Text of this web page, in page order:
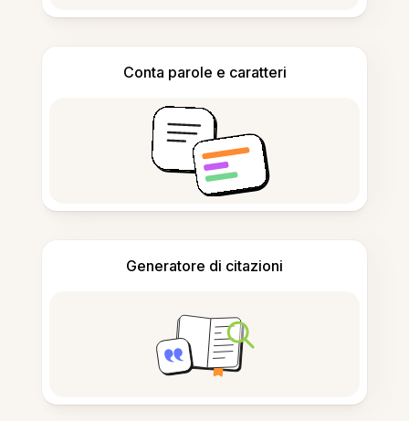
Conta parole e caratteri
Generatore di citazioni